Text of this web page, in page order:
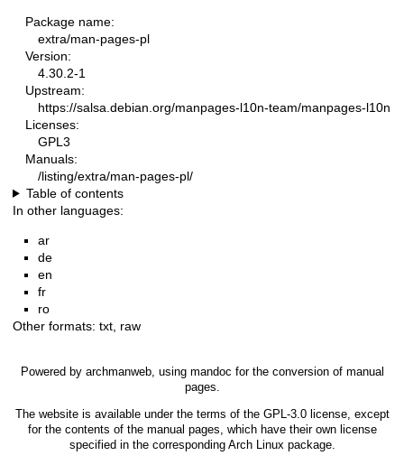
Package name:
extra/man-pages-pl
Version:
4.30.2-1
Upstream:
https://salsa.debian.org/manpages-l10n-team/manpages-l10n
Licenses:
GPL3
Manuals:
/listing/extra/man-pages-pl/
Table of contents
In other languages:
ar
de
en
fr
ro
Other formats: txt raw
Powered by archmanweb, using mandoc for the conversion of manual
pages.
The website is available under the terms of the GPL-3.0license, except
for the contents of the manual pages, which have their own license
specified in the corresponding Arch Linux package.